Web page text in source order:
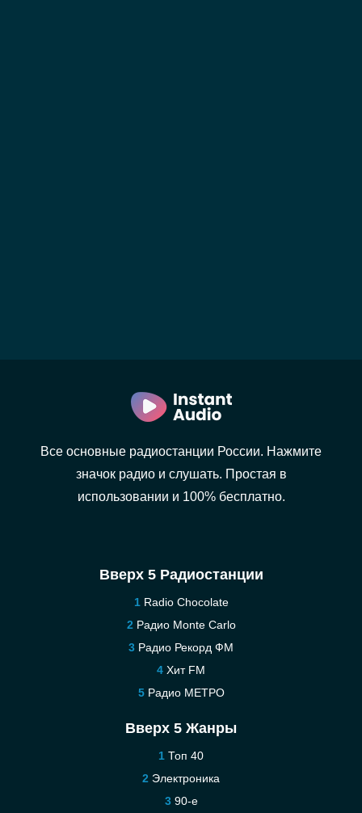
Все основные радиостанции России. Нажмите
значок радио и слушать. Простая в
использовании и 100% бесплатно.
Вверх 5 Радиостанции
Radio Chocolate
Радио Monte Carlo
Радио Рекорд ФМ
Хит FM
Радио МЕТРО
Вверх 5 Жанры
Топ 40
Электроника
90-е